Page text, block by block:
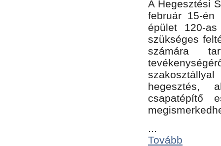
A Hegesztési
február 15-
épület 120-
szükséges
számára
hegesztés,
csapatépítő
...
Tovább